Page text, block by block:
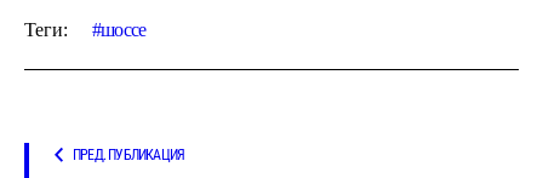
Теги: шоссе
ПРЕД. ПУБЛИКАЦИЯ